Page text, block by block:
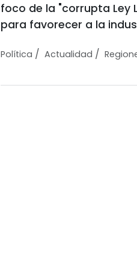
foco de la "corrupta Ley
para favorecer a la
Política / Actualidad /